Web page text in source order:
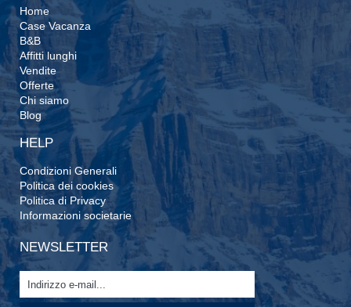
Home
Case Vacanza
B&B
Affitti lunghi
Vendite
Offerte
Chi siamo
Blog
HELP
Condizioni Generali
Politica dei cookies
Politica di Privacy
Informazioni societarie
NEWSLETTER